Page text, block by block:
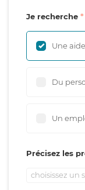
Je recherche
Une
Du
Un
Précisez les
choisissez un